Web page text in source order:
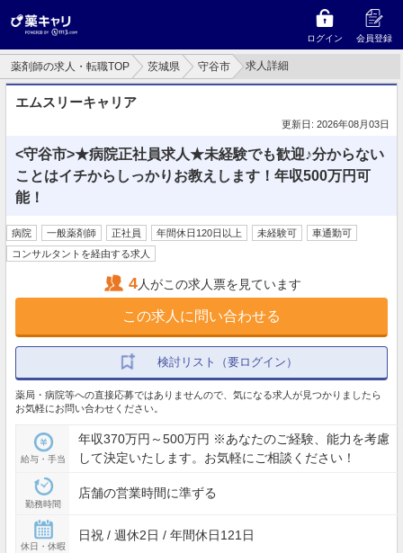
ログイン 会員登録
薬剤師の求人・転職TOP 茨城県 守谷市 求人詳細
エムスリーキャリア
更新日: 2026年08月03日
<守谷市>★病院正社員求人★未経験でも歓迎♪分からない
ことはイチからしっかりお教えします！年収500万円可
能！
病院 一般薬剤師 正社員 年間休日120日以上 未経験可
車通勤可
コンサルタントを経由する求人
4人がこの求人票を見ています
この求人に問い合わせる
検討リスト（要ログイン）
薬局・病院等への直接応募ではありませんので、気になる求人が見つかりましたら
お気軽にお問い合わせください。
給与・手当
年収370万円～500万円 ※あなたのご経験、能力を考慮
して決定いたします。お気軽にご相談ください！
勤務時間
店舗の営業時間に準ずる
休日・休暇
日祝 / 週休2日 / 年間休日121日